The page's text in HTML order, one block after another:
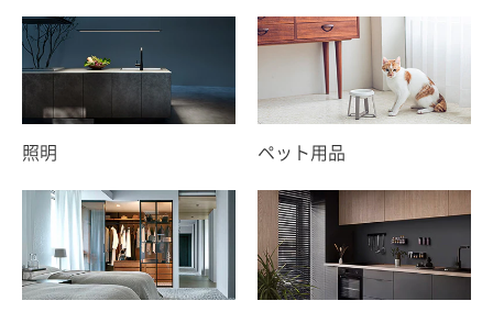
照明 ペット用品